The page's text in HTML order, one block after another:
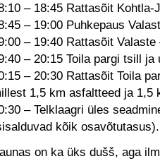
– 18:45 Rattasõit
– 19:00 Puhkepaus
– 19:40 Rattasõit
– 20:15 Toila pargi tsill
– 20:30 Rattasõit Toila
1,5 km asfaltteed ja 1,5
– Telklaagri üles
kõik osavõtutasus).
on ka üks dušš, aga